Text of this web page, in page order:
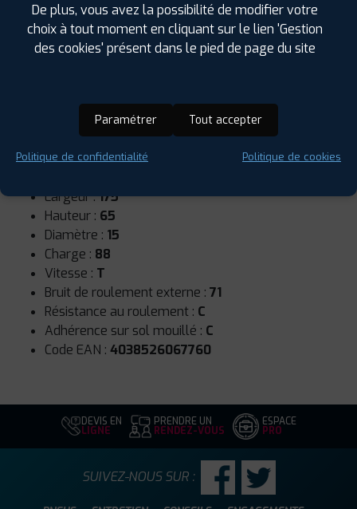
Saison :Hiver
Largeur :175
Hauteur : 65
Diamètre : 15
Charge : 88
Vitesse : T
Bruit de roulement externe : 71
Résistance au roulement : C
Adhérence sur sol mouillé : C
Code EAN : 4038526067760
DEVIS EN
LIGNE
PRENDRE UN
RENDEZ-VOUS
ESPACE
PRO
SUIVEZ-NOUS SUR :
De plus, vous avez la possibilité de modifier votre
choix à tout moment en cliquant sur le lien 'Gestion
des cookies' présent dans le pied de page du site
Paramétrer Tout accepter
Politique de confidentialité Politique de cookies